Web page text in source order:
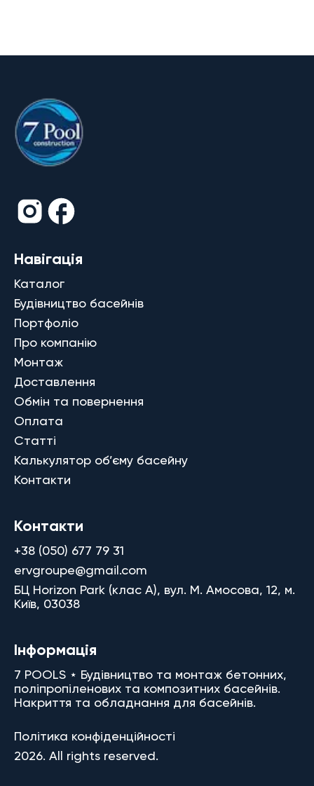
Навігація
Каталог
Будівництво басейнів
Портфоліо
Про компанію
Монтаж
Доставлення
Обмін та повернення
Оплата
Статті
Калькулятор об’єму басейну
Контакти
Контакти
+38 (050) 677 79 31
ervgroupe@gmail.com
БЦ Horizon Park (клас A), вул. М. Амосова, 12, м.
Київ, 03038
Інформація
7 POOLS ⋆ Будівництво та монтаж бетонних,
поліпропіленових та композитних басейнів.
Накриття та обладнання для басейнів.
Політика конфіденційності
2026. All rights reserved.